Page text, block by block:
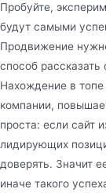
Пробуйте,
будут самыми
Продвижение
способ
Нахождение в топе
компании,
проста: если сайт
лидирующих
доверять. Значит
иначе такого